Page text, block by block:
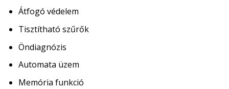
Átfogó védelem
Tisztítható szűrők
Öndiagnózis
Automata üzem
Memória funkció